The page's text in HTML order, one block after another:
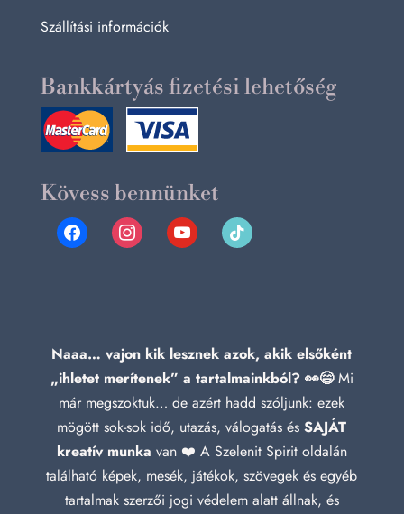
Szállítási információk
Bankkártyás fizetési lehetőség
Kövess bennünket
facebookinstagramyoutube tiktok
Naaa… vajon kik lesznek azok, akik elsőként
„ihletet merítenek” a tartalmainkból? 👀😄Mi
már megszoktuk… de azért hadd szóljunk: ezek
mögött sok-sok idő, utazás, válogatás ésSAJÁT
kreatív munka van ❤️ A Szelenit Spirit oldalán
található képek, mesék, játékok, szövegek és egyéb
tartalmak szerzői jogi védelem alatt állnak, és